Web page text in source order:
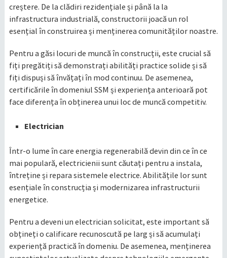
creștere. De la clădiri rezidențiale și până la la
infrastructura industrială, constructorii joacă un rol
esențial în construirea și menținerea comunităților noastre.
Pentru a găsi locuri de muncă în construcții, este crucial să
fiți pregătiți să demonstrați abilități practice solide și să
fiți dispuși să învățați în mod continuu. De asemenea,
certificările în domeniul SSM și experiența anterioară pot
face diferența în obținerea unui loc de muncă competitiv.
Electrician
Într-o lume în care energia regenerabilă devin din ce în ce
mai populară, electricienii sunt căutați pentru a instala,
întreține și repara sistemele electrice. Abilitățile lor sunt
esențiale în construcția și modernizarea infrastructurii
energetice.
Pentru a deveni un electrician solicitat, este important să
obțineți o calificare recunoscută pe larg și să acumulați
experiență practică în domeniu. De asemenea, menținerea